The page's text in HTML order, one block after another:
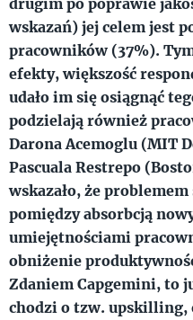
wskazań) jej celem jest
pracowników (37%).
efekty, większość
udało im się osiągnąć
podzielają również
Darona Acemoglu (MIT
Pascuala Restrepo
wskazało, że
pomiędzy absorbcją
umiejętnościami
obniżenie
Zdaniem Capgemini, to
chodzi o tzw. upskilling,